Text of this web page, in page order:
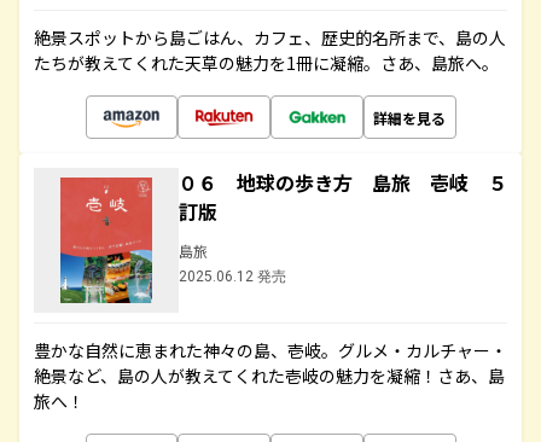
絶景スポットから島ごはん、カフェ、歴史的名所まで、島の人
たちが教えてくれた天草の魅力を1冊に凝縮。さあ、島旅へ。
詳細を見る
０６ 地球の歩き方 島旅 壱岐 ５
訂版
島旅
2025.06.12 発売
豊かな自然に恵まれた神々の島、壱岐。グルメ・カルチャー・
絶景など、島の人が教えてくれた壱岐の魅力を凝縮！さあ、島
旅へ！